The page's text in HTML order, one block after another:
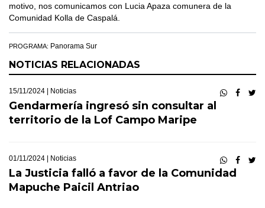
motivo, nos comunicamos con Lucia Apaza comunera de la
Comunidad Kolla de Caspalá.
PROGRAMA: Panorama Sur
NOTICIAS RELACIONADAS
15/11/2024 | Noticias
Gendarmería ingresó sin consultar al
territorio de la Lof Campo Maripe
01/11/2024 | Noticias
La Justicia falló a favor de la Comunidad
Mapuche Paicil Antriao